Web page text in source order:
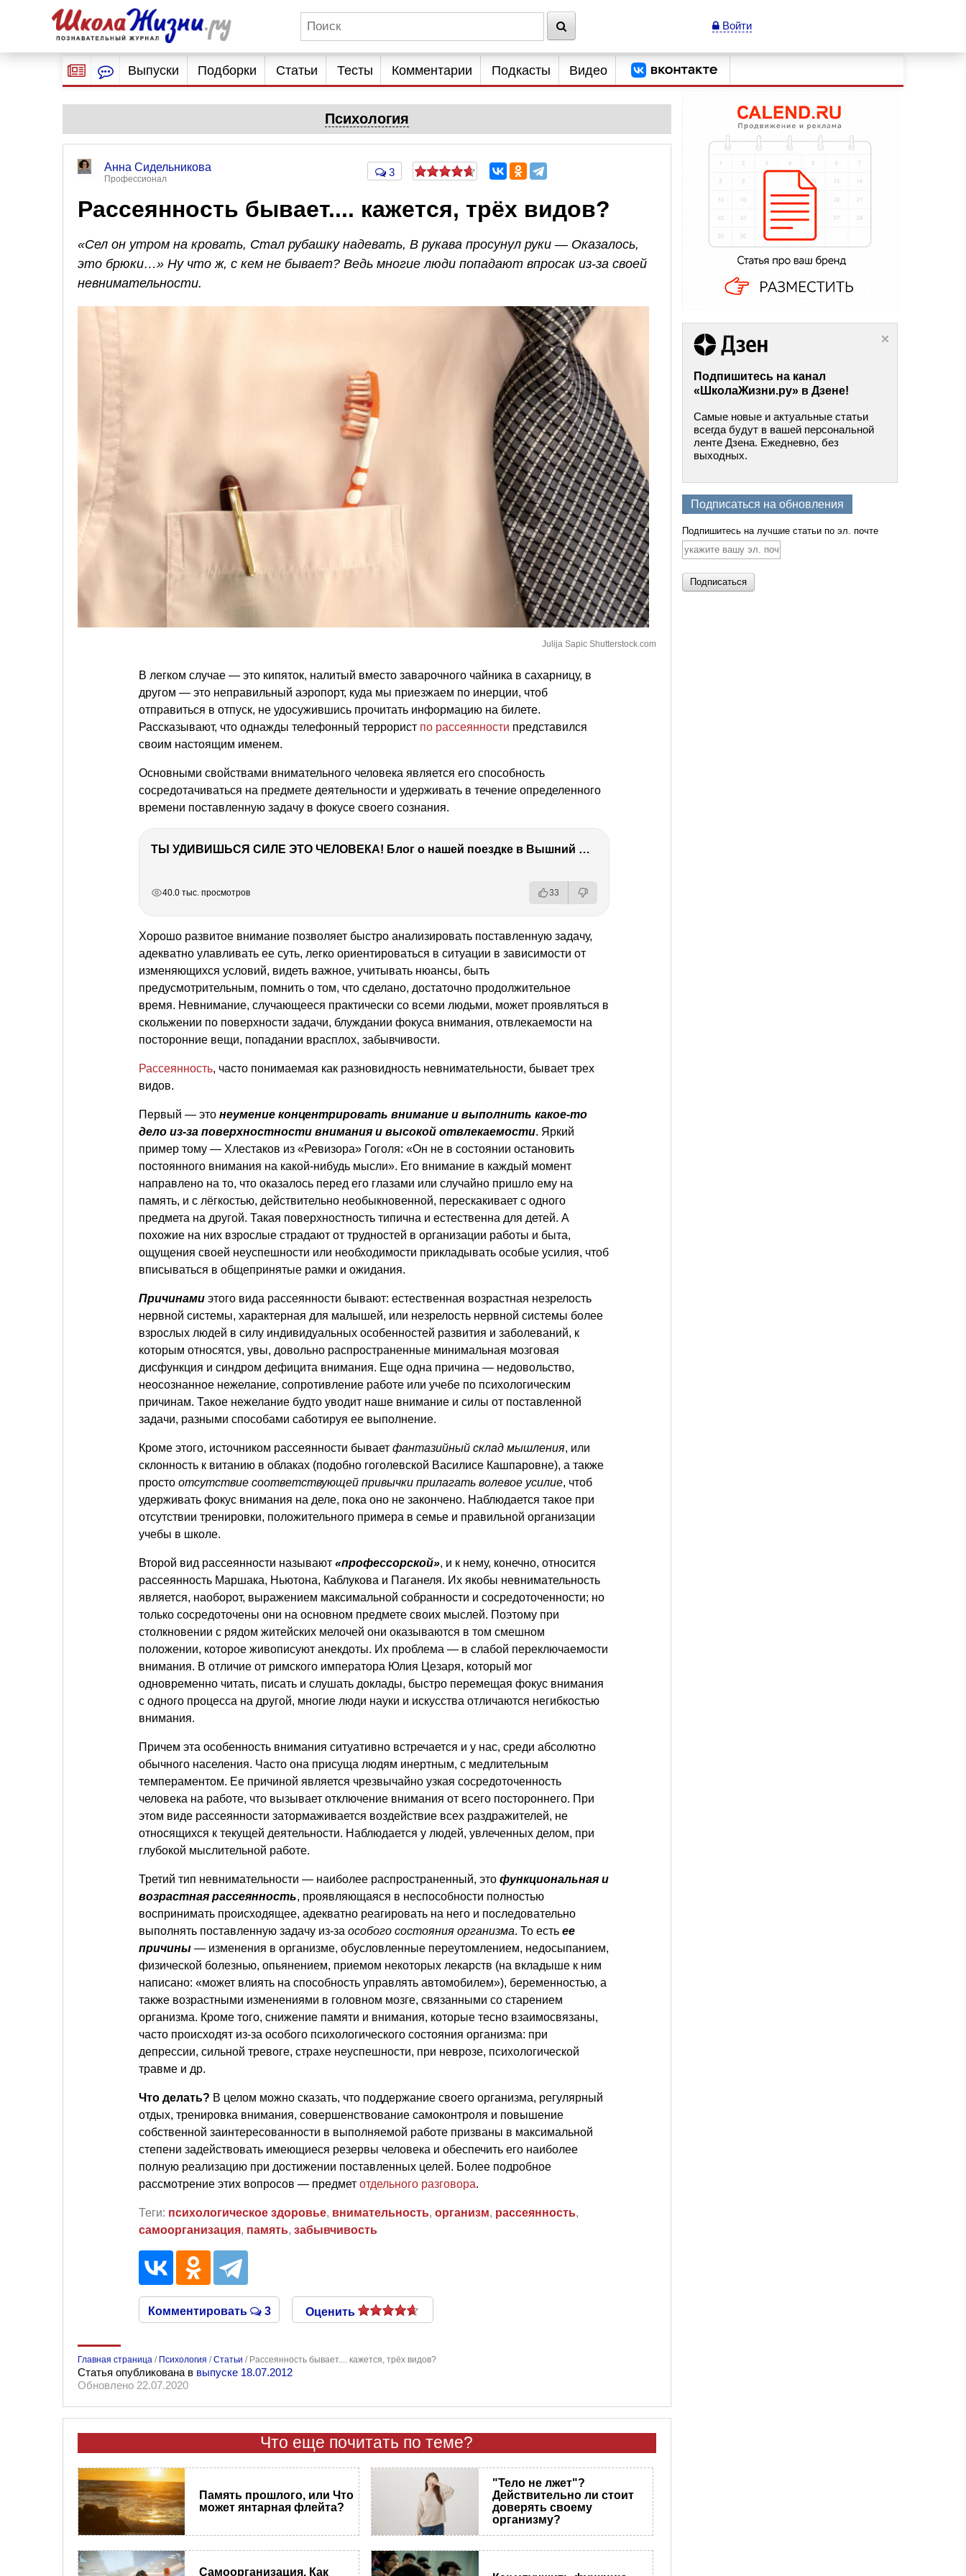
Войти
Выпуски Подборки Статьи Тесты Комментарии Подкасты Видео
Психология
Анна Сидельникова
Профессионал
3
Рассеянность бывает.... кажется, трёх видов?
«Сел он утром на кровать, Стал рубашку надевать, В рукава просунул руки — Оказалось,
это брюки…» Ну что ж, с кем не бывает? Ведь многие люди попадают впросак из-за своей
невнимательности.
Julija Sapic Shutterstock.com
В легком случае — это кипяток, налитый вместо заварочного чайника в сахарницу, в
другом — это неправильный аэропорт, куда мы приезжаем по инерции, чтоб
отправиться в отпуск, не удосужившись прочитать информацию на билете.
Рассказывают, что однажды телефонный террорист по рассеянности представился
своим настоящим именем.
Основными свойствами внимательного человека является его способность
сосредотачиваться на предмете деятельности и удерживать в течение определенного
времени поставленную задачу в фокусе своего сознания.
ТЫ УДИВИШЬСЯ СИЛЕ ЭТО ЧЕЛОВЕКА! Блог о нашей поездке в Вышний Волочек
40.0 тыс. просмотров 33
Хорошо развитое внимание позволяет быстро анализировать поставленную задачу,
адекватно улавливать ее суть, легко ориентироваться в ситуации в зависимости от
изменяющихся условий, видеть важное, учитывать нюансы, быть
предусмотрительным, помнить о том, что сделано, достаточно продолжительное
время. Невнимание, случающееся практически со всеми людьми, может проявляться в
скольжении по поверхности задачи, блуждании фокуса внимания, отвлекаемости на
посторонние вещи, попадании врасплох, забывчивости.
Рассеянность, часто понимаемая как разновидность невнимательности, бывает трех
видов.
Первый — это неумение концентрировать внимание и выполнить какое-то
дело из-за поверхностности внимания и высокой отвлекаемости. Яркий
пример тому — Хлестаков из «Ревизора» Гоголя: «Он не в состоянии остановить
постоянного внимания на какой-нибудь мысли». Его внимание в каждый момент
направлено на то, что оказалось перед его глазами или случайно пришло ему на
память, и с лёгкостью, действительно необыкновенной, перескакивает с одного
предмета на другой. Такая поверхностность типична и естественна для детей. А
похожие на них взрослые страдают от трудностей в организации работы и быта,
ощущения своей неуспешности или необходимости прикладывать особые усилия, чтоб
вписываться в общепринятые рамки и ожидания.
Причинами этого вида рассеянности бывают: естественная возрастная незрелость
нервной системы, характерная для малышей, или незрелость нервной системы более
взрослых людей в силу индивидуальных особенностей развития и заболеваний, к
которым относятся, увы, довольно распространенные минимальная мозговая
дисфункция и синдром дефицита внимания. Еще одна причина — недовольство,
неосознанное нежелание, сопротивление работе или учебе по психологическим
причинам. Такое нежелание будто уводит наше внимание и силы от поставленной
задачи, разными способами саботируя ее выполнение.
Кроме этого, источником рассеянности бывает фантазийный склад мышления, или
склонность к витанию в облаках (подобно гоголевской Василисе Кашпаровне), а также
просто отсутствие соответствующей привычки прилагать волевое усилие, чтоб
удерживать фокус внимания на деле, пока оно не закончено. Наблюдается такое при
отсутствии тренировки, положительного примера в семье и правильной организации
учебы в школе.
Второй вид рассеянности называют «профессорской», и к нему, конечно, относится
рассеянность Маршака, Ньютона, Каблукова и Паганеля. Их якобы невнимательность
является, наоборот, выражением максимальной собранности и сосредоточенности; но
только сосредоточены они на основном предмете своих мыслей. Поэтому при
столкновении с рядом житейских мелочей они оказываются в том смешном
положении, которое живописуют анекдоты. Их проблема — в слабой переключаемости
внимания. В отличие от римского императора Юлия Цезаря, который мог
одновременно читать, писать и слушать доклады, быстро перемещая фокус внимания
с одного процесса на другой, многие люди науки и искусства отличаются негибкостью
внимания.
Причем эта особенность внимания ситуативно встречается и у нас, среди абсолютно
обычного населения. Часто она присуща людям инертным, с медлительным
темпераментом. Ее причиной является чрезвычайно узкая сосредоточенность
человека на работе, что вызывает отключение внимания от всего постороннего. При
этом виде рассеянности затормаживается воздействие всех раздражителей, не
относящихся к текущей деятельности. Наблюдается у людей, увлеченных делом, при
глубокой мыслительной работе.
Третий тип невнимательности — наиболее распространенный, это функциональная и
возрастная рассеянность, проявляющаяся в неспособности полностью
воспринимать происходящее, адекватно реагировать на него и последовательно
выполнять поставленную задачу из-за особого состояния организма. То есть ее
причины — изменения в организме, обусловленные переутомлением, недосыпанием,
физической болезнью, опьянением, приемом некоторых лекарств (на вкладыше к ним
написано: «может влиять на способность управлять автомобилем»), беременностью, а
также возрастными изменениями в головном мозге, связанными со старением
организма. Кроме того, снижение памяти и внимания, которые тесно взаимосвязаны,
часто происходят из-за особого психологического состояния организма: при
депрессии, сильной тревоге, страхе неуспешности, при неврозе, психологической
травме и др.
Что делать? В целом можно сказать, что поддержание своего организма, регулярный
отдых, тренировка внимания, совершенствование самоконтроля и повышение
собственной заинтересованности в выполняемой работе призваны в максимальной
степени задействовать имеющиеся резервы человека и обеспечить его наиболее
полную реализацию при достижении поставленных целей. Более подробное
рассмотрение этих вопросов — предмет отдельного разговора.
Теги: психологическое здоровье, внимательность, организм, рассеянность,
самоорганизация, память, забывчивость
Комментировать 3 Оценить
Главная страница / Психология /Статьи / Рассеянность бывает.... кажется, трёх видов?
Статья опубликована в выпуске 18.07.2012
Обновлено 22.07.2020
Что еще почитать по теме?
Память прошлого, или Что
может янтарная флейта?
"Тело не лжет"?
Действительно ли стоит
доверять своему
организму?
Самоорганизация. ​Как
Подпишитесь на канал
«ШколаЖизни.ру» в Дзене!
Самые новые и актуальные статьи
всегда будут в вашей персональной
ленте Дзена. Ежедневно, без
выходных.
Подписаться на обновления
Подпишитесь на лучшие статьи по эл. почте